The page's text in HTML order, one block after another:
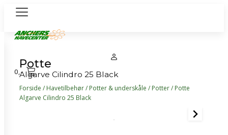
0,-
Forside / Havetilbehør/ Potter & underskåle / Potter/ Potte
Algarve Cilindro 25 Black
Potte
Algarve Cilindro 25 Black